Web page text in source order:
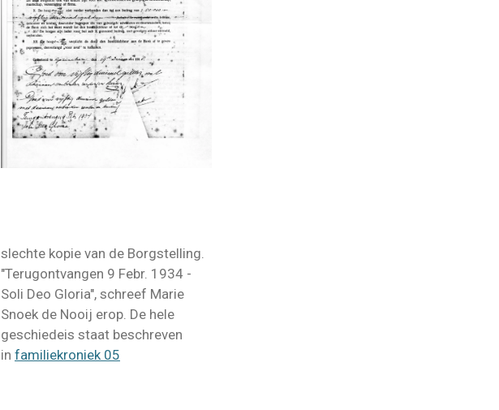
slechte kopie van de Borgstelling.
"Terugontvangen 9 Febr. 1934 -
Soli Deo Gloria", schreef Marie
Snoek de Nooij erop. De hele
geschiedeis staat beschreven
in familiekroniek 05